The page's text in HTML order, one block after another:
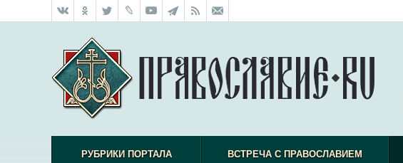
РУБРИКИ ПОРТАЛА ВСТРЕЧА С ПРАВОСЛАВИЕМ